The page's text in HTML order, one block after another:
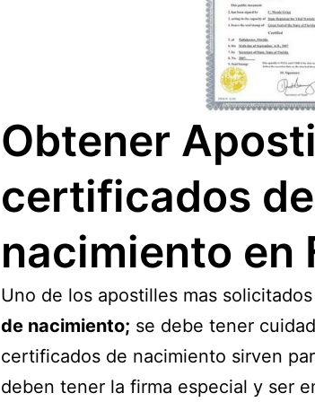
Obtener
certificados de
nacimiento en
Uno de los apostilles mas
de nacimiento; se debe tener
certificados de nacimiento sirven
deben tener la firma especial y ser